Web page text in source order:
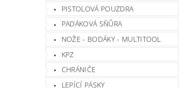
PISTOLOVÁ POUZDRA
PADÁKOVÁ SŇŮRA
NOŽE - BODÁKY - MULTITOOL
KPZ
CHRÁNIČE
LEPÍCÍ PÁSKY